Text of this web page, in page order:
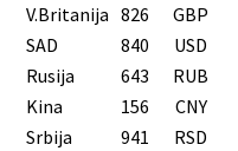
V.Britanija 826 GBP
SAD
840 USD
Rusija
643 RUB
Kina
156 CNY
Srbija
941 RSD